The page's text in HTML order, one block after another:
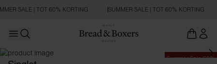
SALE | TOT 60% KORTING SUMMER SALE | TOT 60% KORTING
Open main menu
Summer Sale 60%